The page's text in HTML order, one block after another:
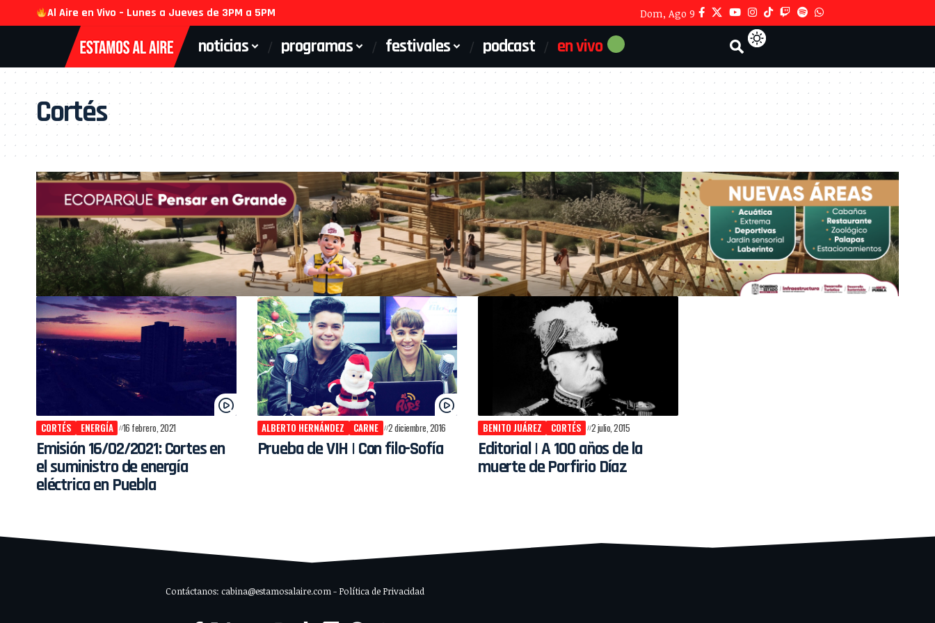
Al Aire en Vivo – Lunes a Jueves de 3PM a 5PM Dom, Ago 9
noticias programas festivales podcast en vivo
Cortés
CORTÉS ENERGÍA 16 febrero, 2021
Emisión 16/02/2021: Cortes en
el suministro de energía
eléctrica en Puebla
ALBERTO HERNÁNDEZ CARNE 2 diciembre, 2016
Prueba de VIH | Con filo-Sofía
BENITO JUÁREZ CORTÉS 2 julio, 2015
Editorial | A 100 años de la
muerte de Porfirio Díaz
Contáctanos: cabina@estamosalaire.com - Política de Privacidad